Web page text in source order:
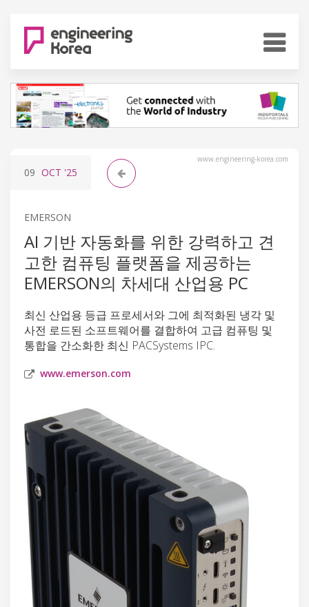
www.engineering-korea.com
09 OCT '25
EMERSON
AI 기반 자동화를 위한 강력하고 견
고한 컴퓨팅 플랫폼을 제공하는
EMERSON의 차세대 산업용 PC
최신 산업용 등급 프로세서와 그에 최적화된 냉각 및
사전 로드된 소프트웨어를 결합하여 고급 컴퓨팅 및
통합을 간소화한 최신 PACSystems IPC.
www.emerson.com